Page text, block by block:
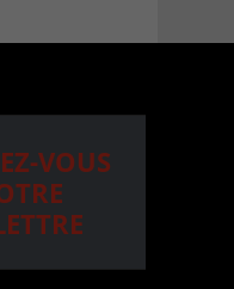
VOUS